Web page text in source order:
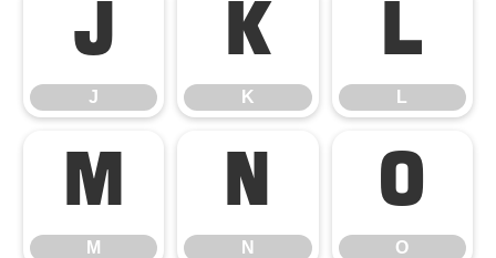
J
J
K
K
L
L
M
M
N
N
O
O